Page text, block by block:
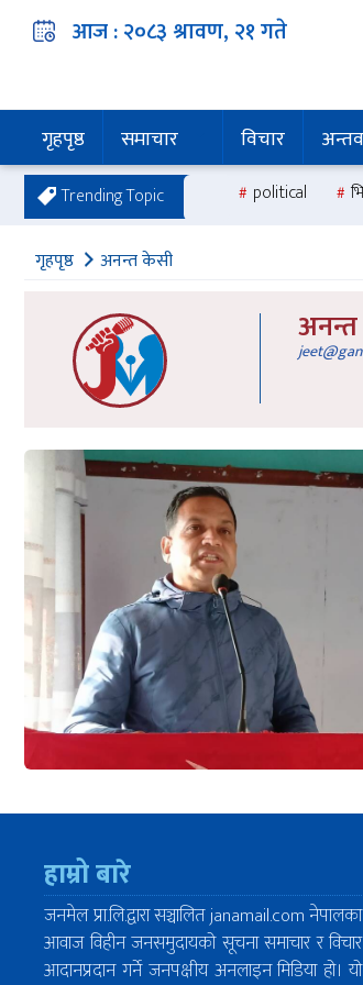
आज :२०८३ श्रावण, २१गते
गृहपृष्ठ समाचार विचार
Trending Topic political
गृहपृष्ठ अनन्त केसी
हाम्रो बारे
जनमेल प्रा.लि.द्वारा सञ्चालित janamail.com नेपालका
आवाज विहीन जनसमुदायको सूचना समाचार र विचार
आदानप्रदान गर्ने जनपक्षीय अनलाइन मिडिया हो। यो